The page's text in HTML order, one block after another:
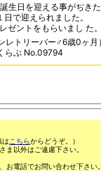
生日を迎える事がぢき
で迎えられました。
ゼントをもらいまし た
レトリーバー♂6歳0ヶ月
らぶ No.09794
は こちらからどうぞ。）
ま以外はご遠慮下さい。
お電話でお問い合わせ下さ